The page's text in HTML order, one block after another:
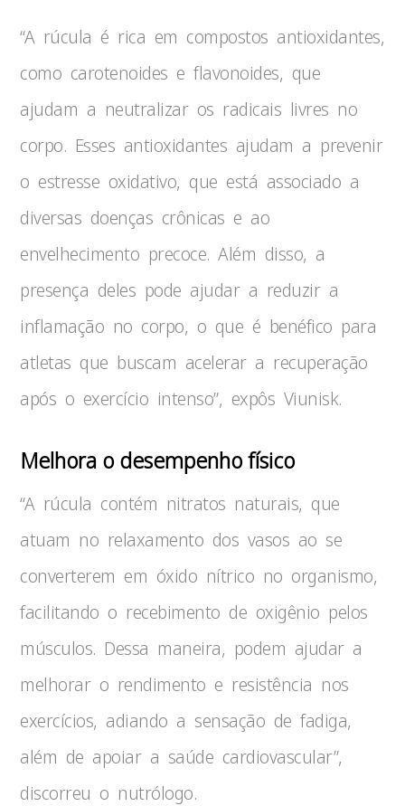
“A rúcula é rica em compostos antioxidantes,
como carotenoides e flavonoides, que
ajudam a neutralizar os radicais livres no
corpo. Esses antioxidantes ajudam a prevenir
o estresse oxidativo, que está associado a
diversas doenças crônicas e ao
envelhecimento precoce. Além disso, a
presença deles pode ajudar a reduzir a
inflamação no corpo, o que é benéfico para
atletas que buscam acelerar a recuperação
após o exercício intenso”, expôs Viunisk.
Melhora o desempenho físico
“A rúcula contém nitratos naturais, que
atuam no relaxamento dos vasos ao se
converterem em óxido nítrico no organismo,
facilitando o recebimento de oxigênio pelos
músculos. Dessa maneira, podem ajudar a
melhorar o rendimento e resistência nos
exercícios, adiando a sensação de fadiga,
além de apoiar a saúde cardiovascular”,
discorreu o nutrólogo.